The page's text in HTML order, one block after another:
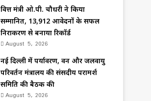
वित्त मंत्री ओ.पी. चौधरी ने किया
सम्मानित, 13,912 आवेदनों के सफल
निराकरण से बनाया रिकॉर्ड
August 5, 2026
नई दिल्ली में पर्यावरण, वन और जलवायु
परिवर्तन मंत्रालय की संसदीय परामर्श
समिति की बैठक की
August 5, 2026